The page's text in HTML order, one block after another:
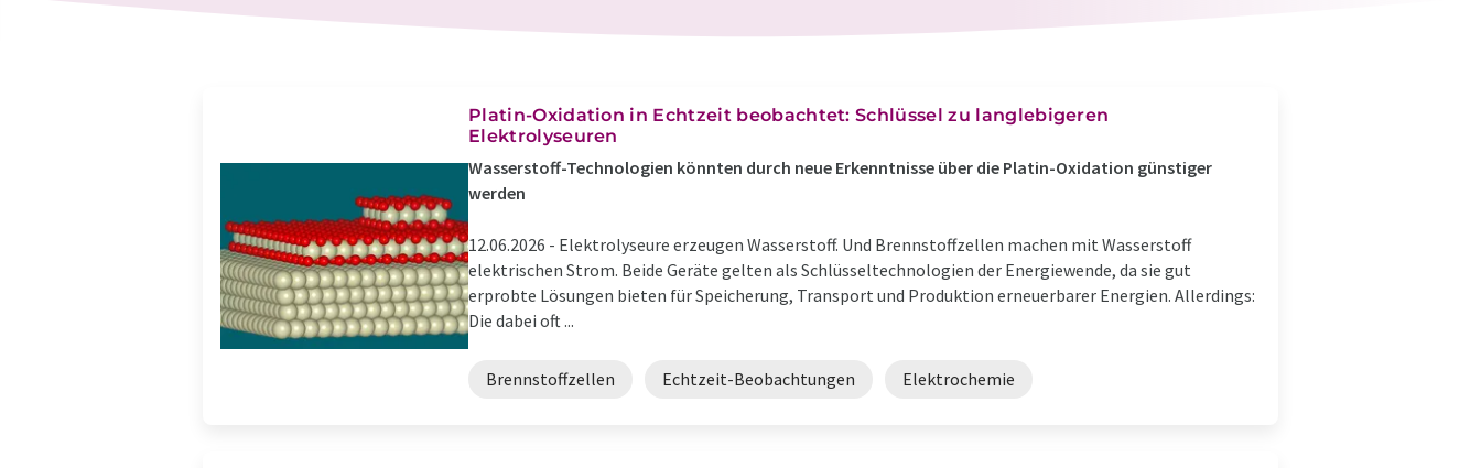
Platin-Oxidation in Echtzeit beobachtet: Schlüssel zu langlebigeren
Elektrolyseuren
Wasserstoff-Technologien könnten durch neue Erkenntnisse über die Platin-Oxidation günstiger
werden
12.06.2026 - Elektrolyseure erzeugen Wasserstoff. Und Brennstoffzellen machen mit Wasserstoff
elektrischen Strom. Beide Geräte gelten als Schlüsseltechnologien der Energiewende, da sie gut
erprobte Lösungen bieten für Speicherung, Transport und Produktion erneuerbarer Energien. Allerdings:
Die dabei oft ...
Brennstoffzellen Echtzeit-Beobachtungen Elektrochemie